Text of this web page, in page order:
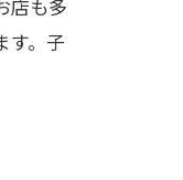
店も多
す。子